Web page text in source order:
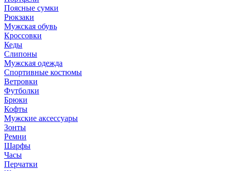
Поясные сумки
Рюкзаки
Мужская обувь
Кроссовки
Кеды
Слипоны
Мужская одежда
Спортивные костюмы
Ветровки
Футболки
Брюки
Кофты
Мужские аксессуары
Зонты
Ремни
Шарфы
Часы
Перчатки